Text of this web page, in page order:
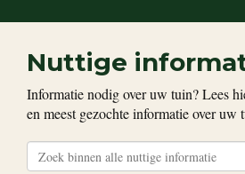
Nuttige
Informatie nodig over uw tuin? Lees
en meest gezochte informatie over uw